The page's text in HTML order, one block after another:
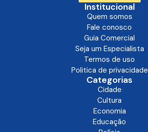
Institucional
Quem somos
Fale conosco
Guia Comercial
Seja um Especialista
Termos de uso
Politica de privacidade
Categorias
Cidade
Cultura
Economia
Educação